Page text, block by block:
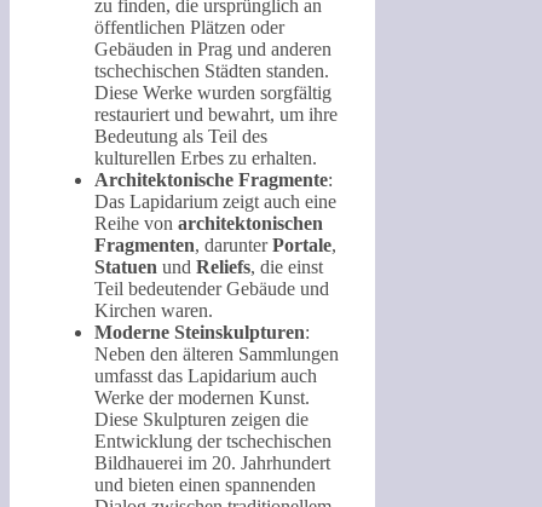
zu finden, die ursprünglich an
öffentlichen Plätzen oder
Gebäuden in Prag und anderen
tschechischen Städten standen.
Diese Werke wurden sorgfältig
restauriert und bewahrt, um ihre
Bedeutung als Teil des
kulturellen Erbes zu erhalten.
Architektonische Fragmente:
Das Lapidarium zeigt auch eine
Reihe von architektonischen
Fragmenten, darunterPortale,
Statuen und Reliefs, die einst
Teil bedeutender Gebäude und
Kirchen waren.
Moderne Steinskulpturen:
Neben den älteren Sammlungen
umfasst das Lapidarium auch
Werke der modernen Kunst.
Diese Skulpturen zeigen die
Entwicklung der tschechischen
Bildhauerei im 20. Jahrhundert
und bieten einen spannenden